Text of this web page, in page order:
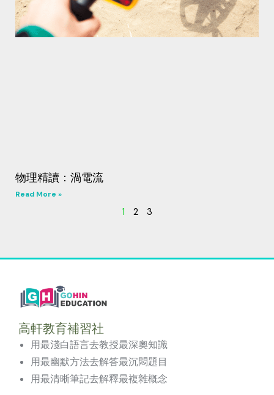
物理精讀：渦電流
Read More »
1 2 3
高軒教育補習社
用最淺白語言去教授最深奧知識
用最幽默方法去解答最沉悶題目
用最清晰筆記去解釋最複雜概念